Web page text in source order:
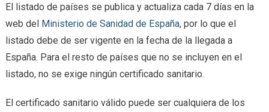
El listado de países se publica y actualiza cada 7 días en la
web del Ministerio de Sanidad de España, por lo que el
listado debe de ser vigente en la fecha de la llegada a
España. Para el resto de países que no se incluyen en el
listado, no se exige ningún certificado sanitario.
El certificado sanitario válido puede ser cualquiera de los